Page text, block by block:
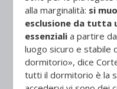
alla marginalità: si
esclusione da tutta
essenziali a partire
luogo sicuro e stabile
dormitorio», dice
tutti il dormitorio è la